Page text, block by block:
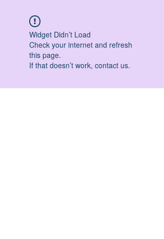
Widget Didn’t Load
Check your internet and refresh
this page.
If that doesn’t work, contact us.